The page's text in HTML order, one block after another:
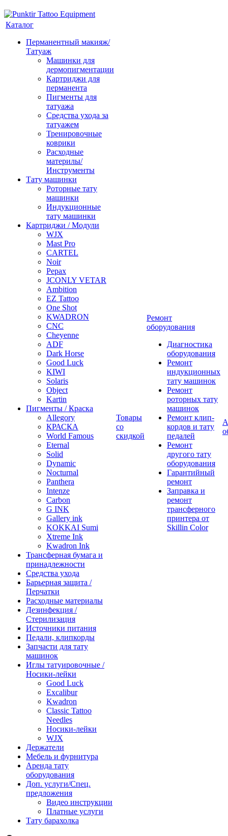
Каталог
Перманентный макияж/
Татуаж
Машинки для
дермопигментации
Картриджи для
перманента
Пигменты для
татуажа
Средства ухода за
татуажем
Тренировочные
коврики
Расходные
материлы/
Инструменты
Тату машинки
Роторные тату
машинки
Индукционные
тату машинки
Картриджи / Модули
WJX
Mast Pro
CARTEL
Noir
Pepax
JCONLY VETAR
Ambition
EZ Tattoo
One Shot
KWADRON
CNC
Cheyenne
ADF
Dark Horse
Good Luck
KIWI
Solaris
Object
Kartin
Пигменты / Краска
Allegory
КРАСКА
World Famous
Eternal
Solid
Dynamic
Nocturnal
Panthera
Intenze
Carbon
G INK
Gallery ink
KOKKAI Sumi
Xtreme Ink
Kwadron Ink
Трансферная бумага и
принадлежности
Средства ухода
Барьерная защита /
Перчатки
Расходные материалы
Дезинфекция /
Стерилизация
Источники питания
Педали, клипкорды
Запчасти для тату
машинок
Иглы татуировочные /
Носики-лейки
Good Luck
Excalibur
Kwadron
Classic Tattoo
Needles
Носики-лейки
WJX
Держатели
Мебель и фурнитура
Аренда тату
оборудования
Доп. услуги/Спец.
предложения
Видео инструкции
Платные услуги
Тату барахолка
Товары
со
скидкой
Ремонт
оборудования
Диагностика
оборудования
Ремонт
индукционных
тату машинок
Ремонт
роторных тату
машинок
Ремонт клип-
кордов и тату
педалей
Ремонт
другого тату
оборудования
Гарантийный
ремонт
Заправка и
ремонт
трансферного
принтера от
Skillin Color